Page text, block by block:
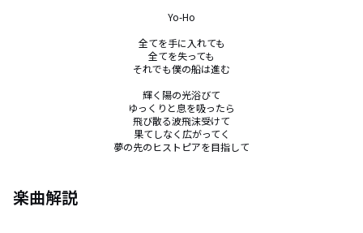
Yo-Ho
全てを手に入れても
全てを失っても
それでも僕の船は進む
輝く陽の光浴びて
ゆっくりと息を吸ったら
飛び散る波飛沫受けて
果てしなく広がってく
夢の先のヒストピアを目指して
楽曲解説